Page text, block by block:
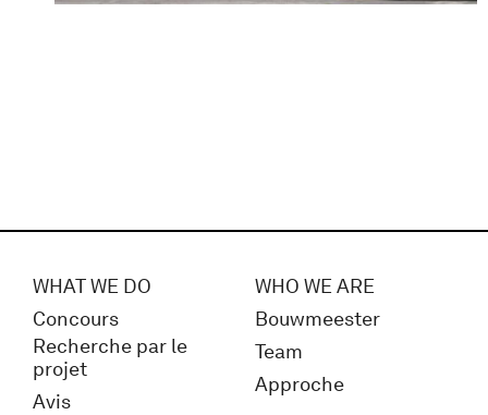
WHAT WE DO
Concours
Recherche par le
projet
Avis
WHO WE ARE
Bouwmeester
Team
Approche